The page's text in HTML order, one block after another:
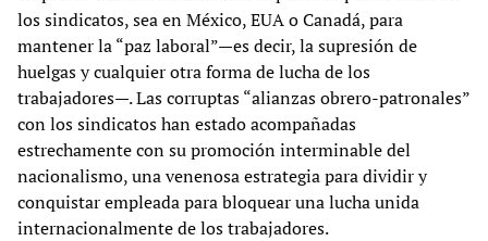
los sindicatos, sea en México, EUA o Canadá, para
mantener la “paz laboral”—es decir, la supresión de
huelgas y cualquier otra forma de lucha de los
trabajadores—. Las corruptas “alianzas obrero-patronales”
con los sindicatos han estado acompañadas
estrechamente con su promoción interminable del
nacionalismo, una venenosa estrategia para dividir y
conquistar empleada para bloquear una lucha unida
internacionalmente de los trabajadores.